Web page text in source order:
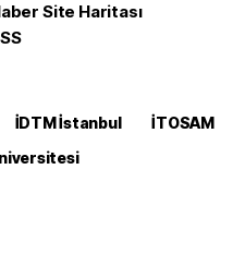
Site Haritası
İDTM İstanbul İTOSAM